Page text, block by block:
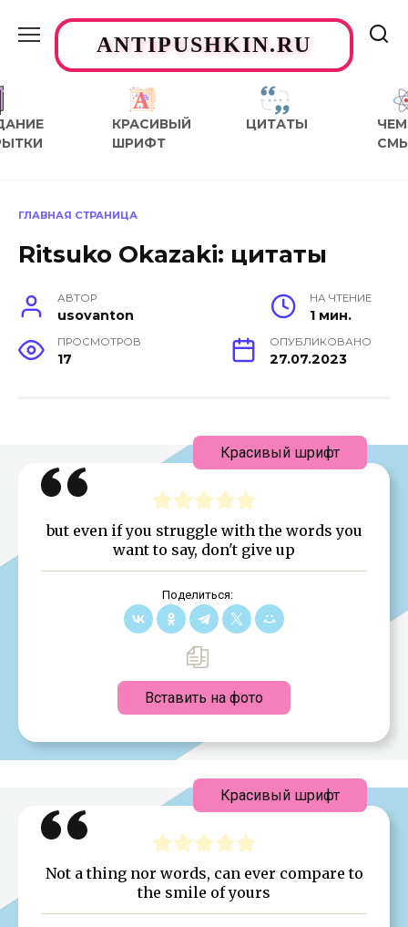
содержаниюANTIPUSHKIN.RU
КРАСИВЫЙ
ШРИФТ
ЦИТАТЫ
ЧЕМ
ГЛАВНАЯ СТРАНИЦА
Ritsuko Okazaki: цитаты
АВТОР
usovanton
НА ЧТЕНИЕ
1 мин.
ПРОСМОТРОВ
17
ОПУБЛИКОВАНО
27.07.2023
but even if you struggle with the words you
want to say, don't give up
Поделиться:
Вставить на фото
Красивый шрифт
Not a thing nor words, can ever compare to
the smile of yours
Красивый шрифт